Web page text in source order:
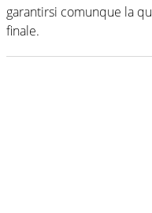
garantirsi comunque la
finale.